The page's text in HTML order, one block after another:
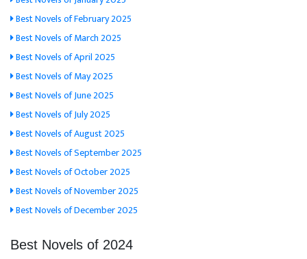
Best Novels of February 2025
Best Novels of March 2025
Best Novels of April 2025
Best Novels of May 2025
Best Novels of June 2025
Best Novels of July 2025
Best Novels of August 2025
Best Novels of September 2025
Best Novels of October 2025
Best Novels of November 2025
Best Novels of December 2025
Best Novels of 2024